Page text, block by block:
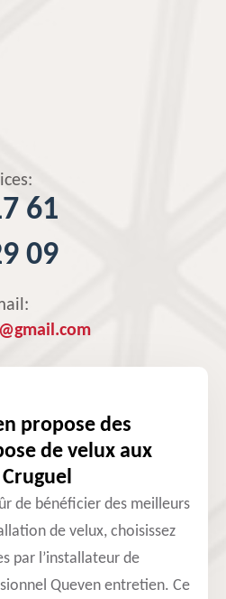
61
09
propose des
de velux aux
de bénéficier des meilleurs
de velux, choisissez
par l’installateur de
Queven entretien. Ce